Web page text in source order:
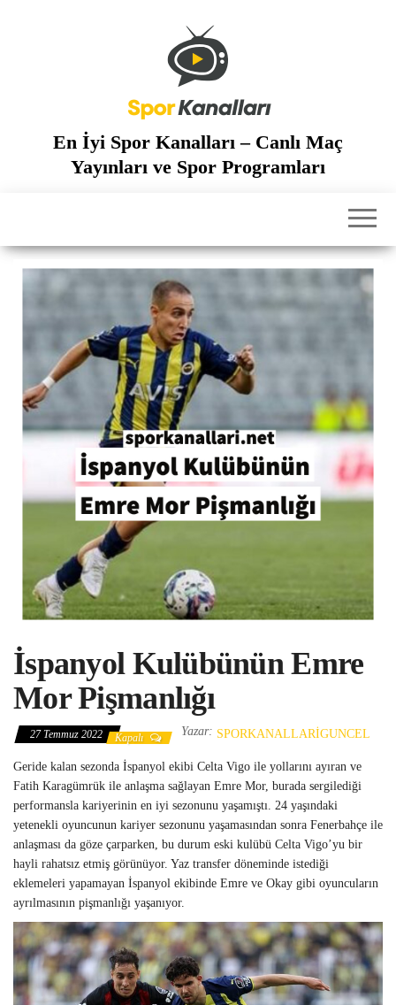
En İyi Spor Kanalları – Canlı Maç
Yayınları ve Spor Programları
İspanyol Kulübünün Emre
Mor Pişmanlığı
27 Temmuz 2022 Kapalı Yazar: SPORKANALLARIGUNCEL
Geride kalan sezonda İspanyol ekibi Celta Vigo ile yollarını ayıran ve
Fatih Karagümrük ile anlaşma sağlayan Emre Mor, burada sergilediği
performansla kariyerinin en iyi sezonunu yaşamıştı. 24 yaşındaki
yetenekli oyuncunun kariyer sezonunu yaşamasından sonra Fenerbahçe ile
anlaşması da göze çarparken, bu durum eski kulübü Celta Vigo’yu bir
hayli rahatsız etmiş görünüyor. Yaz transfer döneminde istediği
eklemeleri yapamayan İspanyol ekibinde Emre ve Okay gibi oyuncuların
ayrılmasının pişmanlığı yaşanıyor.